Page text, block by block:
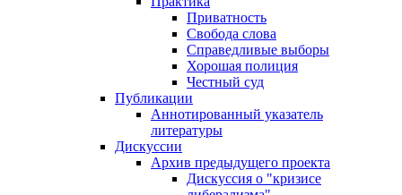
Приватность
Свобода слова
Справедливые выборы
Хорошая полиция
Честный суд
Публикации
Аннотированный указатель
литературы
Дискуссии
Архив предыдущего проекта
Дискуссия о "кризисе